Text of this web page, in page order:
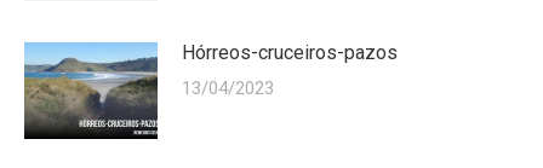
Hórreos-cruceiros-pazos
13/04/2023